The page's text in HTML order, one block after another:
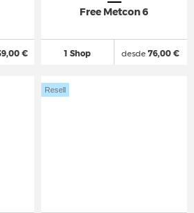
€
Free Metcon 6
1 Shop desde 76,00 €
Resell